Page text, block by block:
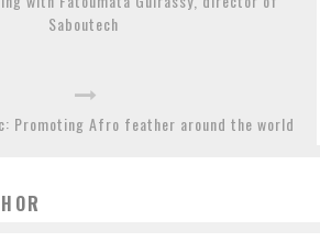
Saboutech
Promoting Afro feather around the world